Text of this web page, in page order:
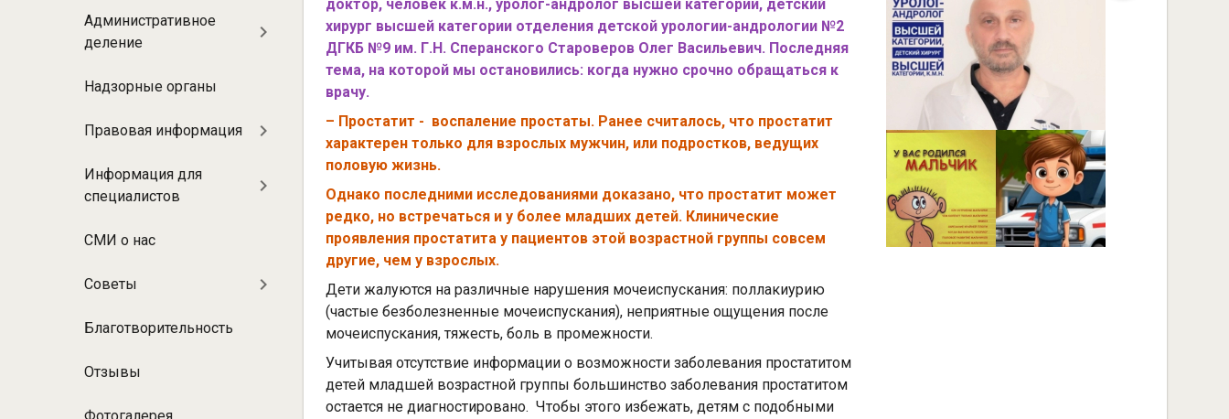
доктор, человек к.м.н., уролог-андролог высшей категории, детский
хирург высшей категории отделения детской урологии-андрологии №2
ДГКБ №9 им. Г.Н. Сперанского Староверов Олег Васильевич. Последняя
тема, на которой мы остановились: когда нужно срочно обращаться к
врачу.
– Простатит - воспаление простаты. Ранее считалось, что простатит
характерен только для взрослых мужчин, или подростков, ведущих
половую жизнь.
Однако последними исследованиями доказано, что простатит может
редко, но встречаться и у более младших детей. Клинические
проявления простатита у пациентов этой возрастной группы совсем
другие, чем у взрослых.
Дети жалуются на различные нарушения мочеиспускания: поллакиурию
(частые безболезненные мочеиспускания), неприятные ощущения после
мочеиспускания, тяжесть, боль в промежности.
Учитывая отсутствие информации о возможности заболевания простатитом
детей младшей возрастной группы большинство заболевания простатитом
остается не диагностировано. Чтобы этого избежать, детям с подобными
больнице
Административное
деление
Надзорные органы
Правовая информация
Информация для
специалистов
СМИ о нас
Советы
Благотворительность
Отзывы